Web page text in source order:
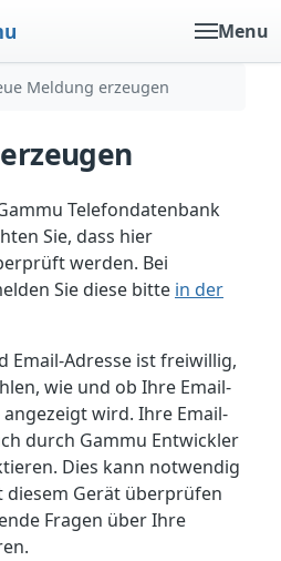
Menu
Meldung erzeugen
Telefondatenbank
Sie, dass hier
werden. Bei
Sie diese bitte in der
Email-Adresse ist freiwillig,
wie und ob Ihre Email-
wird. Ihre Email-
durch Gammu Entwickler
Dies kann notwendig
diesem Gerät überprüfen
Fragen über Ihre